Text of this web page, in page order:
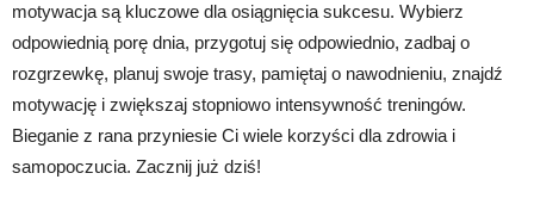
motywacja są kluczowe dla osiągnięcia sukcesu. Wybierz
odpowiednią porę dnia, przygotuj się odpowiednio, zadbaj o
rozgrzewkę, planuj swoje trasy, pamiętaj o nawodnieniu, znajdź
motywację i zwiększaj stopniowo intensywność treningów.
Bieganie z rana przyniesie Ci wiele korzyści dla zdrowia i
samopoczucia. Zacznij już dziś!